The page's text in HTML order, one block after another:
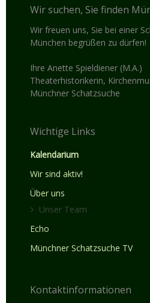
Wir suchen, Sie finden
Wir freuen uns, Sie bei einer
München begrüßen zu dürfen!
Ihre Anette Spieldiener (M.A.)
Theaterhistorikerin,
Münchner Schatzsuche
Wichtige Links
Kalendarium
Wir sind aktiv!
Über uns
Unser Team
Echo
Münchner Schatzsuche TV
Kontaktinformationen